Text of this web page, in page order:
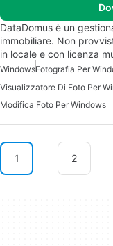
DataDomus è un
immobiliare. Non
in locale e con licenza
WindowsFotografia Per
Visualizzatore Di Foto Per
Modifica Foto Per Windows
1 2